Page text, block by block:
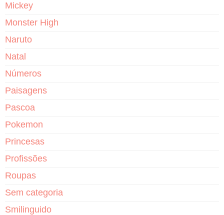
Mickey
Monster High
Naruto
Natal
Números
Paisagens
Pascoa
Pokemon
Princesas
Profissões
Roupas
Sem categoria
Smilinguido